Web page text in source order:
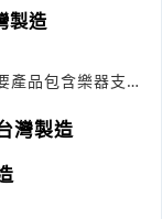
製造
產品包含樂器支
灣製造